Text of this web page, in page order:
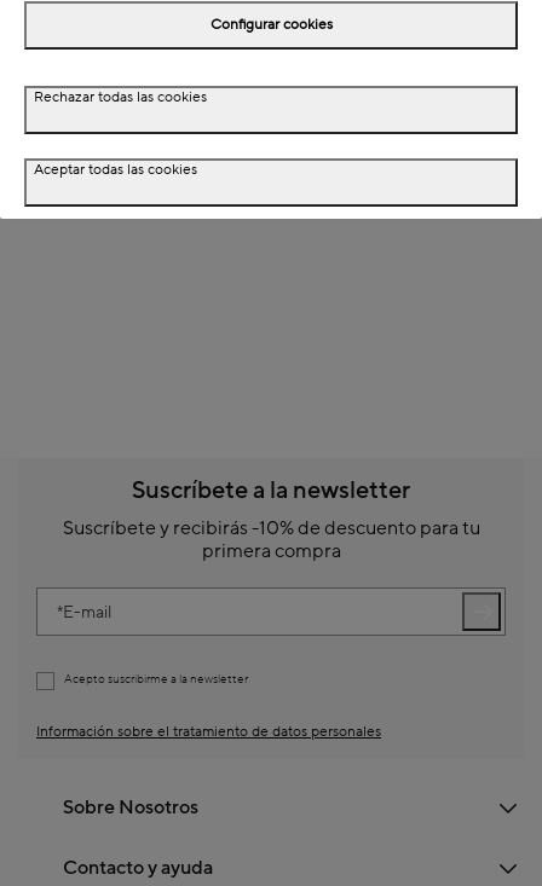
Detalles del producto
Dimensiones
Suscríbete a la newsletter
Suscríbete y recibirás -10% de descuento para tu
primera compra
E-mail
Acepto suscribirme a la newsletter
Información sobre el tratamiento de datos personales
Sobre Nosotros
Contacto y ayuda
Configurar cookies
Rechazar todas las cookies
Aceptar todas las cookies